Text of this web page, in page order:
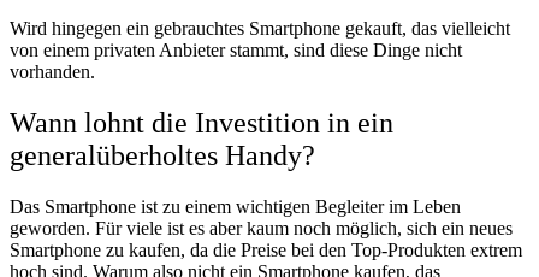
Wird hingegen ein gebrauchtes Smartphone gekauft, das vielleicht
von einem privaten Anbieter stammt, sind diese Dinge nicht
vorhanden.
Wann lohnt die Investition in ein
generalüberholtes Handy?
Das Smartphone ist zu einem wichtigen Begleiter im Leben
geworden. Für viele ist es aber kaum noch möglich, sich ein neues
Smartphone zu kaufen, da die Preise bei den Top-Produkten extrem
hoch sind. Warum also nicht ein Smartphone kaufen, das